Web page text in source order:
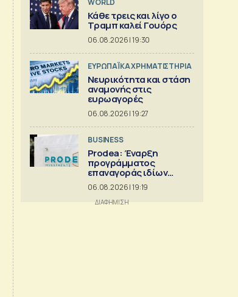
WORLD
Κάθε τρεις και λίγο ο
Τραμπ καλεί Γουόρς
06.08.2026 | 19:30
ΕΥΡΩΠΑΪΚΑ ΧΡΗΜΑΤΙΣΤΗΡΙΑ
Νευρικότητα και στάση
αναμονής στις
ευρωαγορές
06.08.2026 | 19:27
BUSINESS
Prodea: Έναρξη
προγράμματος
επαναγοράς ιδίων
μετοχών
06.08.2026 | 19:19